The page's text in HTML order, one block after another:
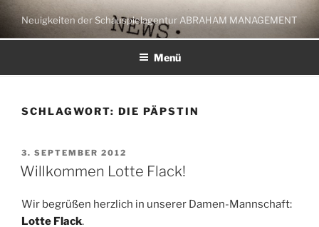
Zum
Inhalt
springen
Neuigkeiten der Schauspielagentur ABRAHAM MANAGEMENT
Menü
SCHLAGWORT: DIE PÄPSTIN
VERÖFFENTLICHT
AM
3. SEPTEMBER 2012
Willkommen Lotte Flack!
Wir begrüßen herzlich in unserer Damen-Mannschaft:
Lotte Flack.